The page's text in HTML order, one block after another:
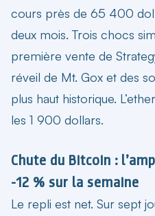
cours près de 65 400
deux mois. Trois chocs
première vente de
réveil de Mt. Gox et des
plus haut historique.
les 1 900 dollars.
Chute du Bitcoin :
-12 % sur la semaine
Le repli est net. Sur sept